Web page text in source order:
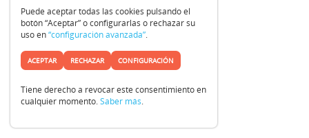
Puede aceptar todas las cookies pulsando el
botón “Aceptar” o configurarlas o rechazar su
uso en“configuración avanzada”.
ACEPTAR RECHAZAR CONFIGURACIÓN
Tiene derecho a revocar este consentimiento en
cualquier momento.Saber más.